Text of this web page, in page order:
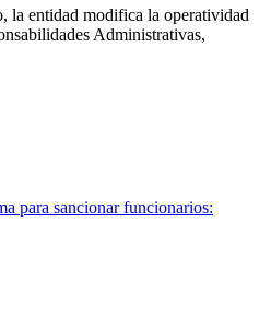
la entidad modifica la operatividad
Administrativas,